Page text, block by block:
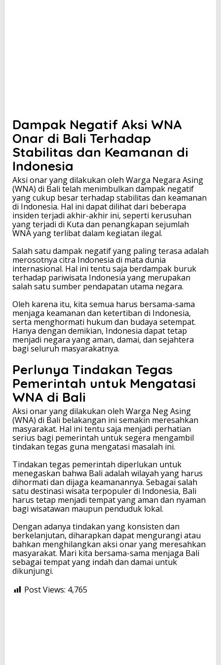
Dampak Negatif Aksi WNA
Onar di Bali Terhadap
Stabilitas dan Keamanan di
Indonesia
Aksi onar yang dilakukan oleh Warga Negara Asing
(WNA) di Bali telah menimbulkan dampak negatif
yang cukup besar terhadap stabilitas dan keamanan
di Indonesia. Hal ini dapat dilihat dari beberapa
insiden terjadi akhir-akhir ini, seperti kerusuhan
yang terjadi di Kuta dan penangkapan sejumlah
WNA yang terlibat dalam kegiatan ilegal.
Salah satu dampak negatif yang paling terasa adalah
merosotnya citra Indonesia di mata dunia
internasional. Hal ini tentu saja berdampak buruk
terhadap pariwisata Indonesia yang merupakan
salah satu sumber pendapatan utama negara.
Oleh karena itu, kita semua harus bersama-sama
menjaga keamanan dan ketertiban di Indonesia,
serta menghormati hukum dan budaya setempat.
Hanya dengan demikian, Indonesia dapat tetap
menjadi negara yang aman, damai, dan sejahtera
bagi seluruh masyarakatnya.
Perlunya Tindakan Tegas
Pemerintah untuk Mengatasi
WNA di Bali
Aksi onar yang dilakukan oleh Warga Neg Asing
(WNA) di Bali belakangan ini semakin meresahkan
masyarakat. Hal ini tentu saja menjadi perhatian
serius bagi pemerintah untuk segera mengambil
tindakan tegas guna mengatasi masalah ini.
Tindakan tegas pemerintah diperlukan untuk
menegaskan bahwa Bali adalah wilayah yang harus
dihormati dan dijaga keamanannya. Sebagai salah
satu destinasi wisata terpopuler di Indonesia, Bali
harus tetap menjadi tempat yang aman dan nyaman
bagi wisatawan maupun penduduk lokal.
Dengan adanya tindakan yang konsisten dan
berkelanjutan, diharapkan dapat mengurangi atau
bahkan menghilangkan aksi onar yang meresahkan
masyarakat. Mari kita bersama-sama menjaga Bali
sebagai tempat yang indah dan damai untuk
dikunjungi.
Post Views: 4,765